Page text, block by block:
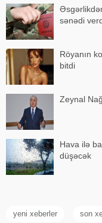
sənədi
Röyanın
bitdi
Zeynal
Hava ilə
düşəcək
yeni xeberler son